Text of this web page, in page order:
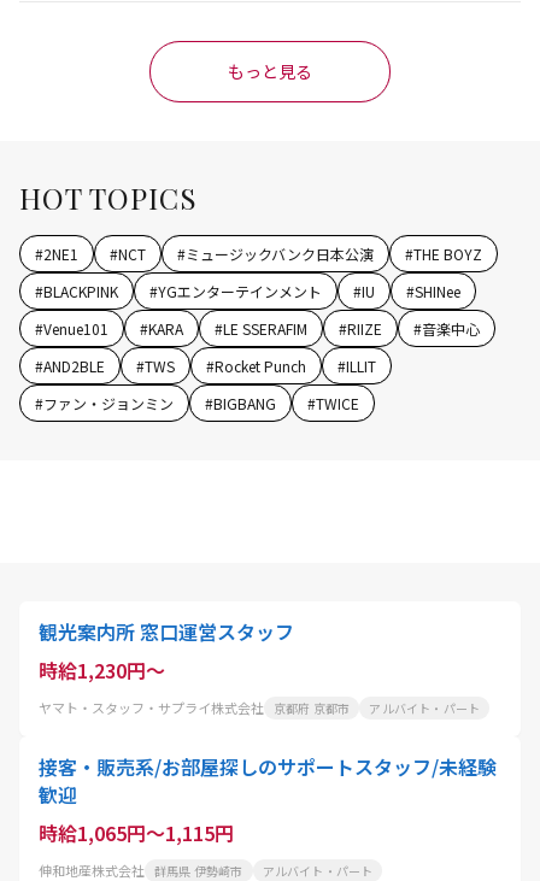
もっと見る
HOT TOPICS
#2NE1 #NCT #ミュージックバンク日本公演 #THE BOYZ
#BLACKPINK #YGエンターテインメント #IU #SHINee
#Venue101 #KARA #LE SSERAFIM #RIIZE #音楽中心
#AND2BLE #TWS #Rocket Punch #ILLIT
#ファン・ジョンミン #BIGBANG #TWICE
観光案内所 窓口運営スタッフ
時給1,230円～
ヤマト・スタッフ・サプライ株式会社 京都府 京都市 アルバイト・パート
接客・販売系/お部屋探しのサポートスタッフ/未経験
歓迎
時給1,065円～1,115円
伸和地産株式会社 群馬県 伊勢崎市 アルバイト・パート